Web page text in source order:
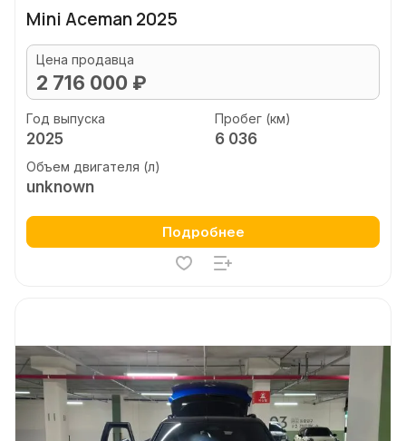
Mini Aceman 2025
Цена продавца
2 716 000 ₽
Год выпуска
2025
Пробег (км)
6 036
Объем двигателя (л)
unknown
Подробнее